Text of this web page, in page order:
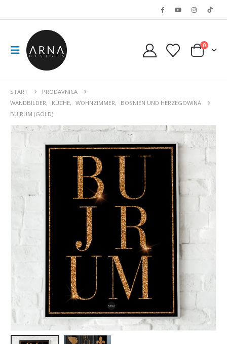
0
START
PRODAVNICA
WANDBILDER, KÜCHE, WOHNZIMMER,
BOSNIEN UND HERZEGOWINA
BUJRUM (GOLD)